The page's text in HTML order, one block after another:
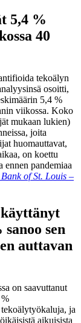
5,4 %
40
tekoälyn
osoitti,
5,4 %
viikossa. Koko
mukaan lukien)
joita
huomauttavat,
on koettu
ennen pandemiaa
of St. Louis –
sen
auttavan
on saavuttanut
ja
aikuisista